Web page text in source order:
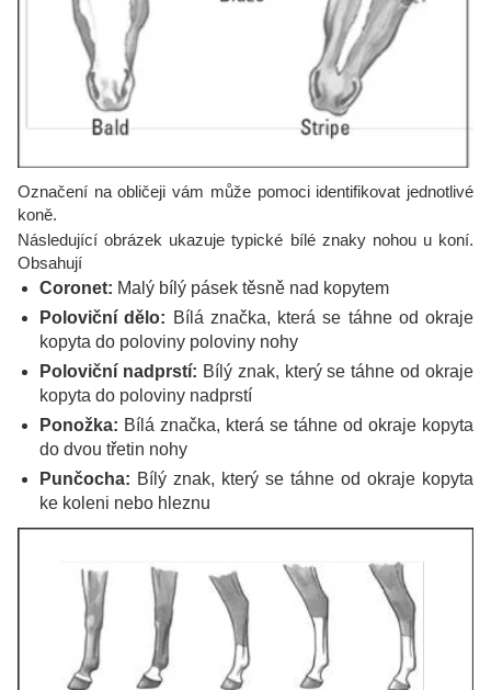
Označení na obličeji vám může pomoci identifikovat jednotlivé
koně.
Následující obrázek ukazuje typické bílé znaky nohou u koní.
Obsahují
Coronet: Malý bílý pásek těsně nad kopytem
Poloviční dělo: Bílá značka, která se táhne od okraje
kopyta do poloviny poloviny nohy
Poloviční nadprstí: Bílý znak, který se táhne od okraje
kopyta do poloviny nadprstí
Ponožka: Bílá značka, která se táhne od okraje kopyta
do dvou třetin nohy
Punčocha: Bílý znak, který se táhne od okraje kopyta
ke koleni nebo hleznu